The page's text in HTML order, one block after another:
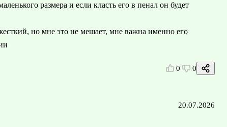
размера и если класть его в пенал он будет
но мне это не мешает, мне важна именно его
0 0
20.07.2026